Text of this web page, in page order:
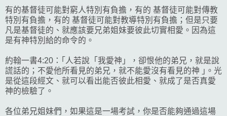
有的基督徒可能對窮人特別有負擔，有的 基督徒可能對傳教
特別有負擔，有的 基督徒可能對教導特別有負擔；但是只要
凡是基督徒的、就應該要兄弟姐妹要彼此切實相愛。因為這
是有神特別給的命令的。
約翰一書4:20：｢人若說「我愛神」，卻恨他的弟兄，就是說
謊話的；不愛他所看見的弟兄，就不能愛沒有看見的神 ｣。光
是從這段經文、就可以看出能否彼此相愛、就成了是否真愛
神的檢驗了。
各位弟兄姐妹們，如果這是一場考試，你是否能夠通過這場